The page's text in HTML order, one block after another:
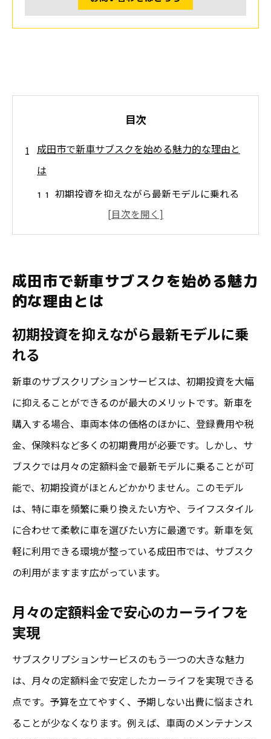
目次
成田市で新車サブスクを始める魅力的な理由と
は
初期投資を抑えながら最新モデルに乗れる
月々の定額料金で安心のカーライフを実現
保険やメンテナンス費用も含まれる利便性
エコカーや最新技術を体感するチャンス
新車サブスクで成田市のカーライフが劇的に変
化する
交通費の節約で生活スタイルに余裕を
最新モデルで快適なドライブ体験を提供
成田市内での駐車場事情にも対応
オンライン手続きで時間を有効活用
カスタマイズ可能なプランで個性を発揮
新車と中古車サブスクの違いを成田市で体感し
よう
新車ならではの魅力と利点とは
ぶ
環境に優しい選択肢を豊富に提供
両者のメリットを比較して最適解を見つけ
る
試乗で実感する新車と中古車の差異
成田市で新車サブスクを始める魅力
的な理由とは
初期投資を抑えながら最新モデルに乗
れる
新車のサブスクリプションサービスは、初期投資を大幅
に抑えることができるのが最大のメリットです。新車を
購入する場合、車両本体の価格のほかに、登録費用や税
金、保険料など多くの初期費用が必要です。しかし、サ
ブスクでは月々の定額料金で最新モデルに乗ることが可
能で、初期投資がほとんどかかりません。このモデル
は、特に車を頻繁に乗り換えたい方や、ライフスタイル
に合わせて柔軟に車を選びたい方に最適です。新車を気
軽に利用できる環境が整っている成田市では、サブスク
の利用がますます広がっています。
月々の定額料金で安心のカーライフを
実現
サブスクリプションサービスのもう一つの大きな魅力
は、月々の定額料金で安定したカーライフを実現できる
点です。予算を立てやすく、予期しない出費に悩まされ
ることが少なくなります。例えば、車両のメンテナンス